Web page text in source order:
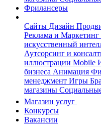
Фрилансеры
Сайты Дизайн
Реклама и Маркетинг
искусственный
Аутсорсинг и
иллюстрации Mobile
бизнеса Анимация
менеджмент Игры
магазины
Магазин услуг
Конкурсы
Вакансии